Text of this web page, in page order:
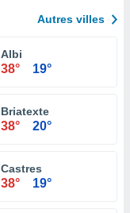
Autres villes
Albi
38° 19°
Briatexte
38° 20°
Castres
38° 19°